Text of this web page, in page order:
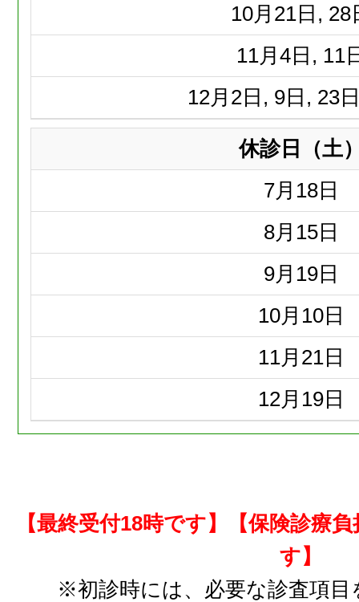
10月 21日, 28
11月 4日, 11
12月 2日, 9日, 23
休診日（土
7月 18日
8月 15日
9月 19日
10月 10日
11月 21日
12月 19日
【最終受付18時です】【保険診療
す】
※初診時には、必要な診査項